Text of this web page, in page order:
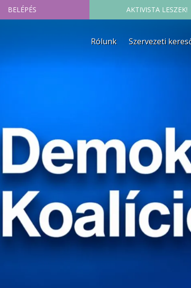
BELÉPÉS AKTIVISTA LESZEK!
Rólunk Szervezeti